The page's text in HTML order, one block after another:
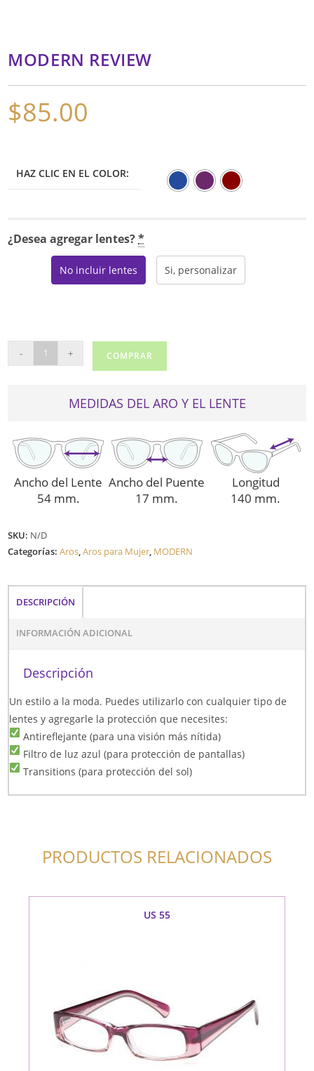
MODERN REVIEW
$85.00
HAZ CLIC EN EL COLOR:
¿Desea agregar lentes?*
No incluir lentes Si, personalizar
MODERN
REVIEW
- + COMPRAR
MEDIDAS DEL ARO Y EL LENTE
Ancho del Lente
54 mm.
Ancho del Puente
17 mm.
Longitud
140 mm.
SKU: N/D
Categorías:Aros,Aros para Mujer, MODERN
DESCRIPCIÓN
INFORMACIÓN ADICIONAL
Descripción
Un estilo a la moda. Puedes utilizarlo con cualquier tipo de
lentes y agregarle la protección que necesites:
Antireflejante (para una visión más nítida)
Filtro de luz azul (para protección de pantallas)
Transitions (para protección del sol)
PRODUCTOS RELACIONADOS
US 55